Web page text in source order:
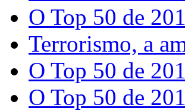
O Top 50 de
Terrorismo, a
O Top 50 de
O Top 50 de